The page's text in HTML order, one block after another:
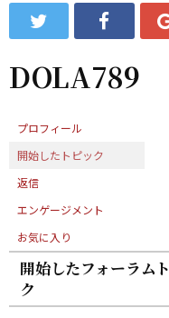
ッ
プ
フ
ォ
ム
DOLA789
プロフィール
開始したトピック
返信
エンゲージメント
お気に入り
開始したフォーラム
ク